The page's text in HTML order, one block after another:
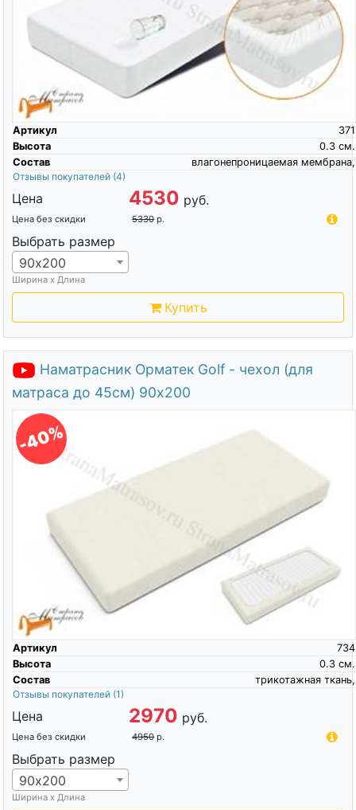
Артикул
371
Высота
см.
0.3
Состав
влагонепроницаемая мембрана,
Отзывы покупателей (4)
Цена 4530 руб.
Цена без скидки 5330 р.
Выбрать размер
90х200
Ширина х Длина
Купить
Наматрасник Орматек Golf - чехол (для
матраса до 45см) 90х200
-40%
Артикул
734
Высота
см.
0.3
Состав
трикотажная ткань,
Отзывы покупателей (1)
Цена 2970 руб.
Цена без скидки 4950 р.
Выбрать размер
90х200
Ширина х Длина